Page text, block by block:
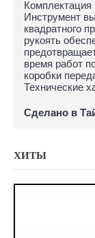
Инструмент
квадратного
рукоять
время работ
коробки
Технические
Сделано в
ХИТЫ